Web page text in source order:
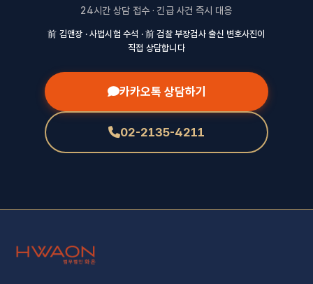
24시간 상담 접수 · 긴급 사건 즉시 대응
前 김앤장 · 사법시험 수석 · 前 검찰 부장검사 출신 변호사진이
직접 상담합니다
카카오톡 상담하기
02-2135-4211